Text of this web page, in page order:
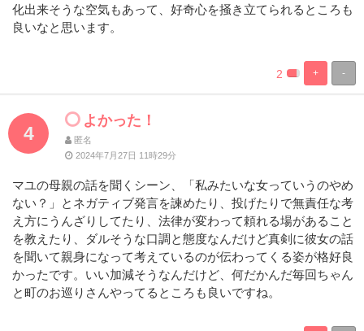
化出来そうな空気もあって、好奇心を掻き立てられるところも
良いなと思います。
-
+
%
Complete
100%
Complete
2
4
よかった！
匿名
2024年7月27日 11時29分
マユの母親の話を聞くシーン、「私みたいな女っていうのやめ
ない？」とネガティブ発言を諫めたり、投げたりで無責任な考
え方にうんざりしてたり、法律が変わって頼れる場があること
を教えたり、ダルそうな口調と態度なんだけど真剣に彼女の話
を聞いて親身になって考えているのが伝わってくる姿が格好良
かったです。いい加減そうなんだけど、何だかんだ毎回ちゃん
と町のお巡りさんやってるところも良いですね。